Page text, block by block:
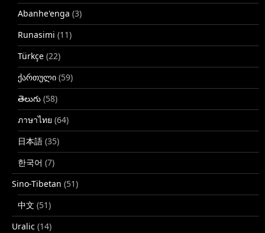
Abanhe'enga (3)
Runasimi (11)
Türkçe (22)
ქართული (59)
తెలుగు (58)
ภาษาไทย (64)
日本語 (35)
한국어 (7)
Sino-Tibetan (51)
中文 (51)
Uralic (14)